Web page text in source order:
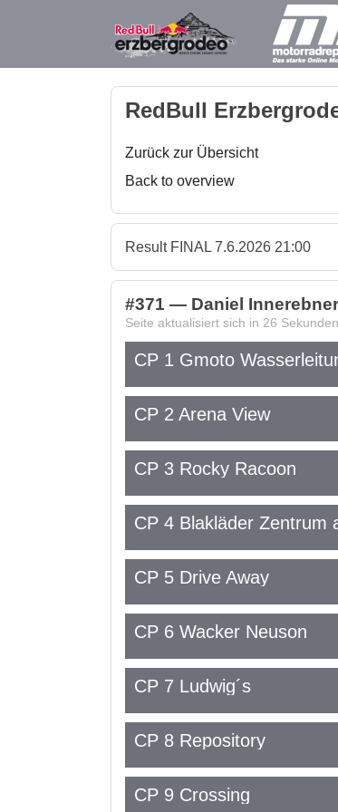
RedBull
Zurück zur Übersicht
Back to overview
Result FINAL 7.6.2026 21:00
#371 — Daniel
Seite aktualisiert sich in 26 Sekunden
CP 1 Gmoto
CP 2 Arena View
CP 3 Rocky Racoon
CP 4 Blakläder Zentrum
CP 5 Drive Away
CP 6 Wacker Neuson
CP 7 Ludwig´s
CP 8 Repository
CP 9 Crossing